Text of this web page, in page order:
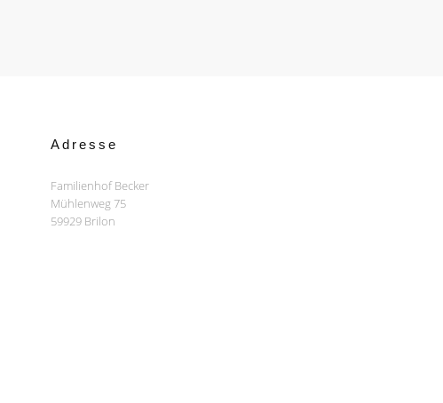
Adresse
Familienhof Becker
Mühlenweg 75
59929 Brilon